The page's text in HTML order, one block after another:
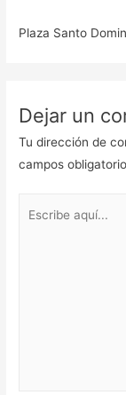
Plaza Santo
Dejar un
Tu dirección de
campos